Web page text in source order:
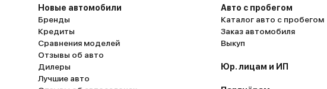
Багажник, на мой взгляд, маловат. Для крупного
супермаркетного шопинга или одной большой
дорожной сумки - это предел. Так же, когда
гибридная батарея почти разряжена, работа
бензинового двигателя становится ощутимой -
появляется вибрация и немного больше шума, чем
Новые автомобили
Бренды
Кредиты
Сравнения моделей
Отзывы об авто
Дилеры
Лучшие авто
Авто с пробегом
Каталог авто с пробегом
Заказ автомобиля
Выкуп
Юр. лицам и ИП